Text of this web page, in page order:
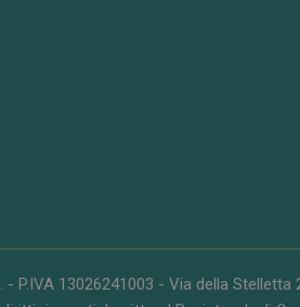
- P.IVA 13026241003 - Via della